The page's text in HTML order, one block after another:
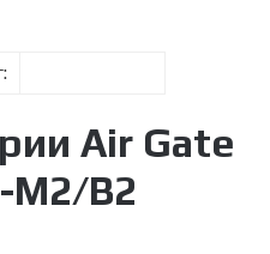
Air Gate
M2/B2